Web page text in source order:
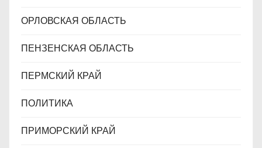
ОРЛОВСКАЯ ОБЛАСТЬ
ПЕНЗЕНСКАЯ ОБЛАСТЬ
ПЕРМСКИЙ КРАЙ
ПОЛИТИКА
ПРИМОРСКИЙ КРАЙ